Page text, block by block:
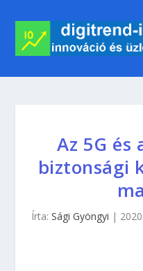
Az 5G és
biztonsági
Írta: Sági Gyöngyi |